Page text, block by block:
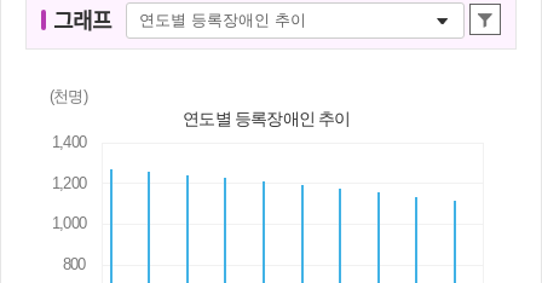
그래프
그
래
상
세
(천명)
연도별 등록장애인 추이